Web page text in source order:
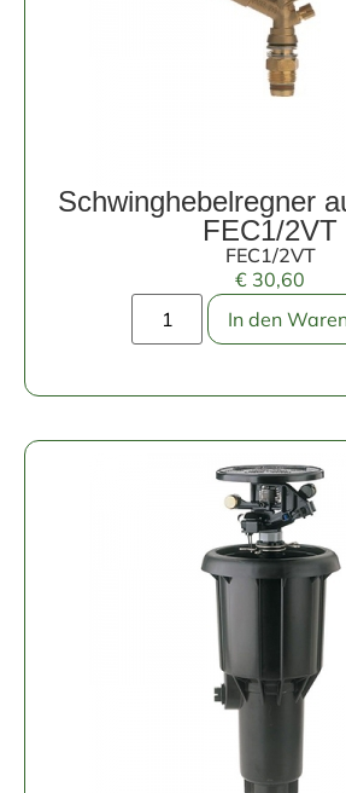
Schwinghebelregner
FEC1/2VT
FEC1/2VT
€ 30,60
In den